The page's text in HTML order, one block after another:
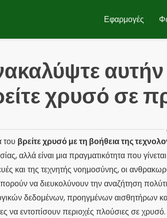
Εφαρμογές
χρυσό σε
του βρείτε χρυσό με τη βοήθεια της
αλλά είναι μια πραγματικότητα που
και της τεχνητής νοημοσύνης, οι
να διευκολύνουν την αναζήτηση
δεδομένων, προηγμένων αισθητήρων
να εντοπίσουν περιοχές πλούσιες σε χρυσό.